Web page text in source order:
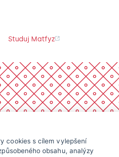
Studuj Matfyz
cookies s cílem vylepšení
obsahu, analýzy